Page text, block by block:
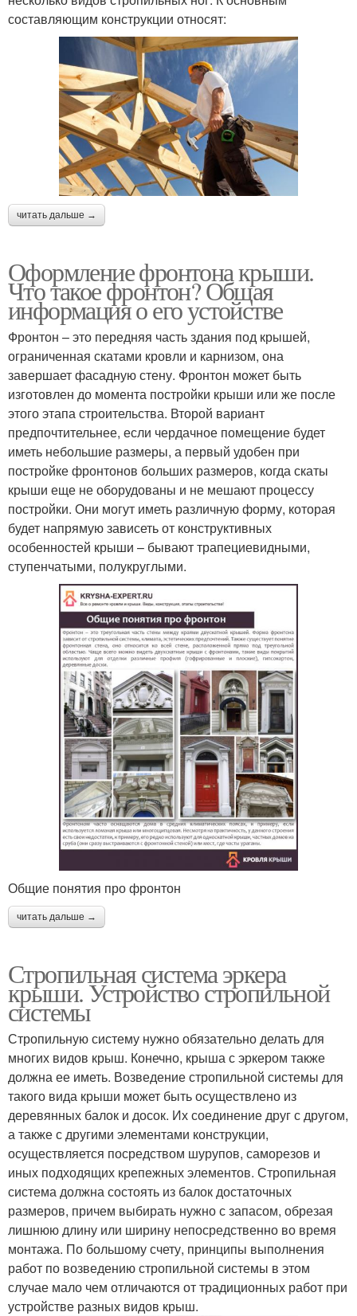
составляющим конструкции относят:
читать дальше →
Оформление фронтона крыши.
Что такое фронтон? Общая
информация о его устойстве
Фронтон – это передняя часть здания под крышей,
ограниченная скатами кровли и карнизом, она
завершает фасадную стену. Фронтон может быть
изготовлен до момента постройки крыши или же после
этого этапа строительства. Второй вариант
предпочтительнее, если чердачное помещение будет
иметь небольшие размеры, а первый удобен при
постройке фронтонов больших размеров, когда скаты
крыши еще не оборудованы и не мешают процессу
постройки. Они могут иметь различную форму, которая
будет напрямую зависеть от конструктивных
особенностей крыши – бывают трапециевидными,
ступенчатыми, полукруглыми.
Общие понятия про фронтон
читать дальше →
Стропильная система эркера
крыши. Устройство стропильной
системы
Стропильную систему нужно обязательно делать для
многих видов крыш. Конечно, крыша с эркером также
должна ее иметь. Возведение стропильной системы для
такого вида крыши может быть осуществлено из
деревянных балок и досок. Их соединение друг с другом,
а также с другими элементами конструкции,
осуществляется посредством шурупов, саморезов и
иных подходящих крепежных элементов. Стропильная
система должна состоять из балок достаточных
размеров, причем выбирать нужно с запасом, обрезая
лишнюю длину или ширину непосредственно во время
монтажа. По большому счету, принципы выполнения
работ по возведению стропильной системы в этом
случае мало чем отличаются от традиционных работ при
устройстве разных видов крыш.